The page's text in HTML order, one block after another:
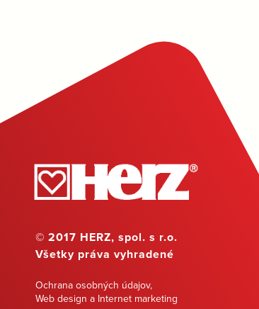
© 2017 HERZ, spol. s r.o.
Všetky práva vyhradené
Ochrana osobných údajov,
Web design a Internet marketing